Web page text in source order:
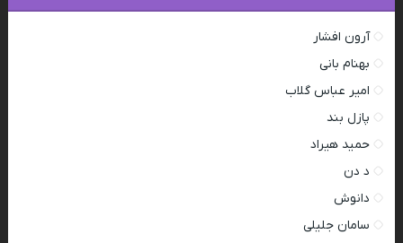
آرون افشار
بهنام بانی
امیر عباس گلاب
پازل بند
حمید هیراد
د دن
دانوش
سامان جلیلی